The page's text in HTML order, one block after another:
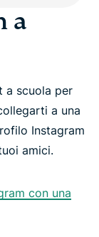
a
a scuola per
a una
Instagram
amici.
con una